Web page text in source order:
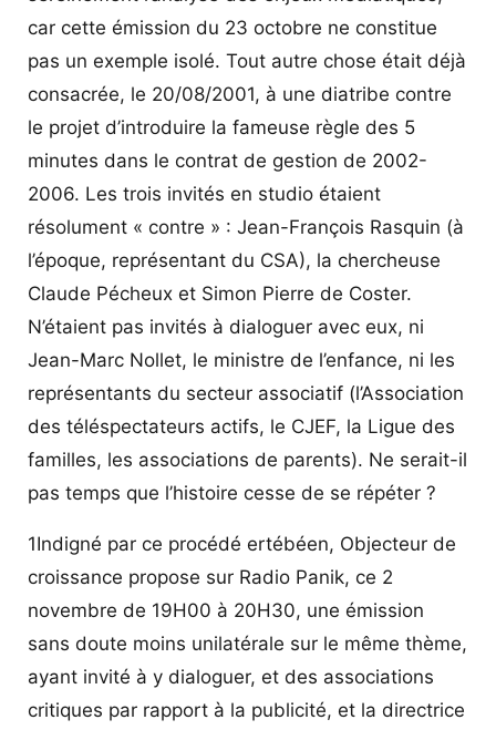
car cette émission du 23 octobre ne constitue
pas un exemple isolé. Tout autre chose était déjà
consacrée, le 20/08/2001, à une diatribe contre
le projet d’introduire la fameuse règle des 5
minutes dans le contrat de gestion de 2002-
2006. Les trois invités en studio étaient
résolument « contre » : Jean-François Rasquin (à
l’époque, représentant du CSA), la chercheuse
Claude Pécheux et Simon Pierre de Coster.
N’étaient pas invités à dialoguer avec eux, ni
Jean-Marc Nollet, le ministre de l’enfance, ni les
représentants du secteur associatif (l’Association
des téléspectateurs actifs, le CJEF, la Ligue des
familles, les associations de parents). Ne serait-il
pas temps que l’histoire cesse de se répéter ?
1Indigné par ce procédé ertébéen, Objecteur de
croissance propose sur Radio Panik, ce 2
novembre de 19H00 à 20H30, une émission
sans doute moins unilatérale sur le même thème,
ayant invité à y dialoguer, et des associations
critiques par rapport à la publicité, et la directrice